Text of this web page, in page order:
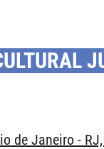
de Janeiro -